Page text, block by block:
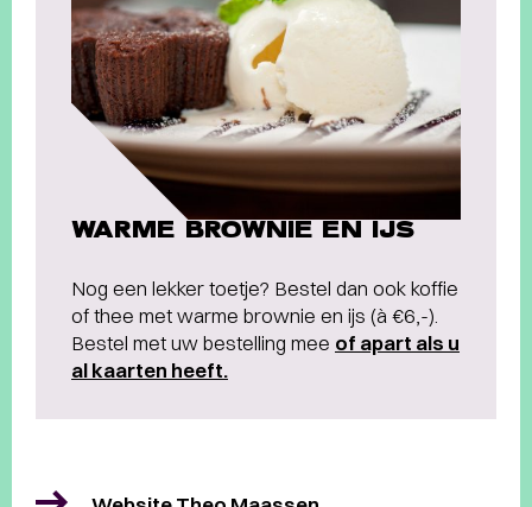
WARME BROWNIE EN IJS
Nog een lekker toetje? Bestel dan ook koffie
of thee met warme brownie en ijs (à €6,-).
Bestel met uw bestelling mee of apart als u
al kaarten heeft.